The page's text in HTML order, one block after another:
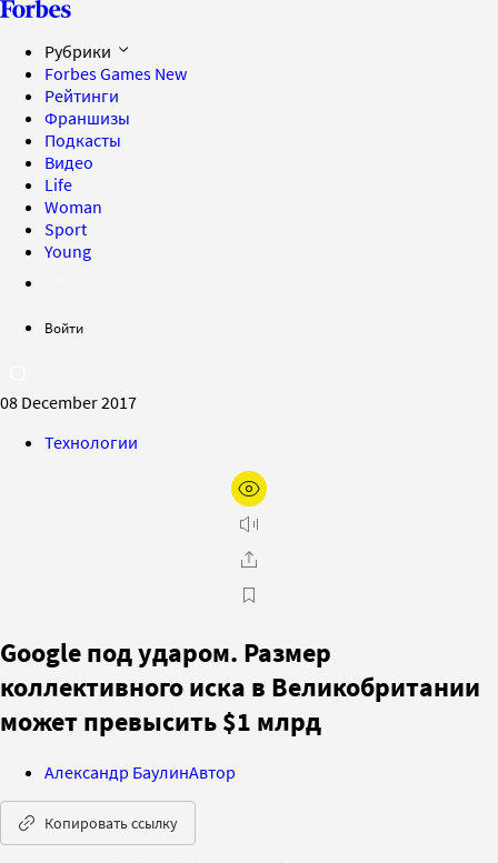
Рубрики
Forbes Games New
Рейтинги
Франшизы
Подкасты
Видео
Life
Woman
Sport
Young
Войти
08 December 2017
Технологии
Google под ударом. Размер
коллективного иска в Великобритании
может превысить $1 млрд
Александр БаулинАвтор
Копировать ссылку